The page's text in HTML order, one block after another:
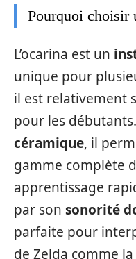
Pourquoi choisir
L’ocarina est un
unique pour
il est relativement
pour les
céramique, il
gamme complète
apprentissage
par son sonorité
parfaite pour
de Zelda comme